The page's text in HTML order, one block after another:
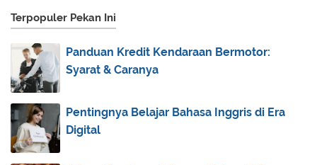
▼ December(7)
Kurikul...
RPP PAI dan Budi Pekerti SMA Kelas X Kurikulum
20...
Tawassul dengan Orang yang Telah Wafat
Toleransi, Tenggangrasa dan Ucapan Selamat
Natal
Terpopuler Pekan Ini
Panduan Kredit Kendaraan Bermotor:
Syarat & Caranya
Pentingnya Belajar Bahasa Inggris di Era
Digital